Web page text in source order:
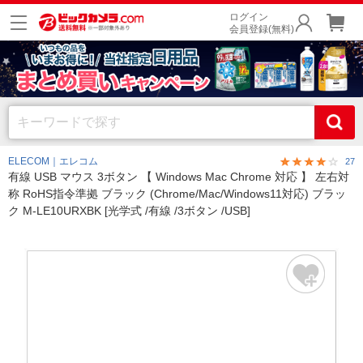
ログイン
会員登録(無料)
ELECOM｜エレコム 27
有線 USB マウス 3ボタン 【 Windows Mac Chrome 対応 】 左右対
称 RoHS指令準拠 ブラック (Chrome/Mac/Windows11対応) ブラッ
ク M-LE10URXBK [光学式 /有線 /3ボタン /USB]